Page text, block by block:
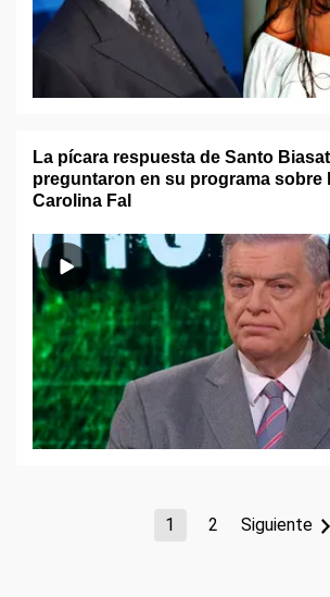
La pícara respuesta de Santo
preguntaron en su programa sobre
Carolina Fal
1 2 Siguiente